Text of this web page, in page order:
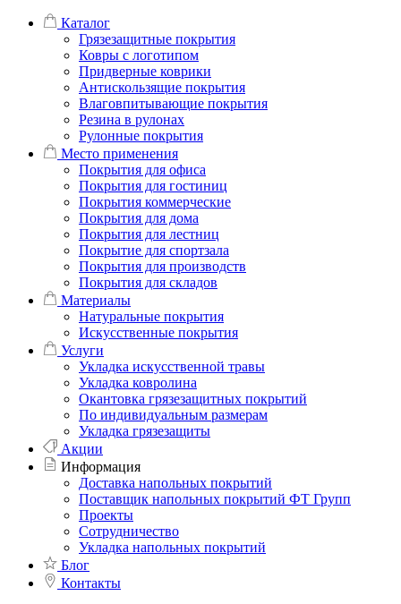
Каталог
Грязезащитные покрытия
Ковры с логотипом
Придверные коврики
Антискользящие покрытия
Влаговпитывающие покрытия
Резина в рулонах
Рулонные покрытия
Место применения
Покрытия для офиса
Покрытия для гостиниц
Покрытия коммерческие
Покрытия для дома
Покрытия для лестниц
Покрытие для спортзала
Покрытия для производств
Покрытия для складов
Материалы
Натуральные покрытия
Искусственные покрытия
Услуги
Укладка искусственной травы
Укладка ковролина
Окантовка грязезащитных покрытий
По индивидуальным размерам
Укладка грязезащиты
Акции
Информация
Доставка напольных покрытий
Поставщик напольных покрытий ФТ Групп
Проекты
Сотрудничество
Укладка напольных покрытий
Блог
Контакты